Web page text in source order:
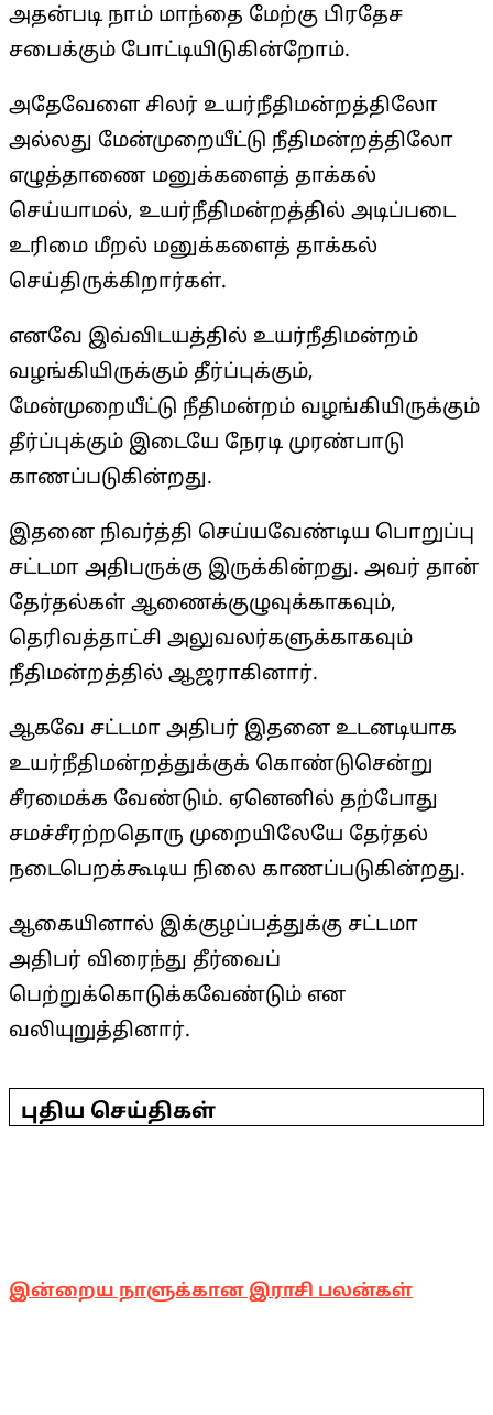
அதன்படி நாம் மாந்தை மேற்கு பிரதேச
சபைக்கும் போட்டியிடுகின்றோம்.
அதேவேளை சிலர் உயர்நீதிமன்றத்திலோ
அல்லது மேன்முறையீட்டு நீதிமன்றத்திலோ
எழுத்தாணை மனுக்களைத் தாக்கல்
செய்யாமல், உயர்நீதிமன்றத்தில் அடிப்படை
உரிமை மீறல் மனுக்களைத் தாக்கல்
செய்திருக்கிறார்கள்.
எனவே இவ்விடயத்தில் உயர்நீதிமன்றம்
வழங்கியிருக்கும் தீர்ப்புக்கும்,
மேன்முறையீட்டு நீதிமன்றம் வழங்கியிருக்கும்
தீர்ப்புக்கும் இடையே நேரடி முரண்பாடு
காணப்படுகின்றது.
இதனை நிவர்த்தி செய்யவேண்டிய பொறுப்பு
சட்டமா அதிபருக்கு இருக்கின்றது. அவர் தான்
தேர்தல்கள் ஆணைக்குழுவுக்காகவும்,
தெரிவத்தாட்சி அலுவலர்களுக்காகவும்
நீதிமன்றத்தில் ஆஜராகினார்.
ஆகவே சட்டமா அதிபர் இதனை உடனடியாக
உயர்நீதிமன்றத்துக்குக் கொண்டுசென்று
சீரமைக்க வேண்டும். ஏனெனில் தற்போது
சமச்சீரற்றதொரு முறையிலேயே தேர்தல்
நடைபெறக்கூடிய நிலை காணப்படுகின்றது.
ஆகையினால் இக்குழப்பத்துக்கு சட்டமா
அதிபர் விரைந்து தீர்வைப்
பெற்றுக்கொடுக்கவேண்டும் என
வலியுறுத்தினார்.
04-
16புதிய செய்திகள்
இன்றைய நாளுக்கான இராசி பலன்கள்